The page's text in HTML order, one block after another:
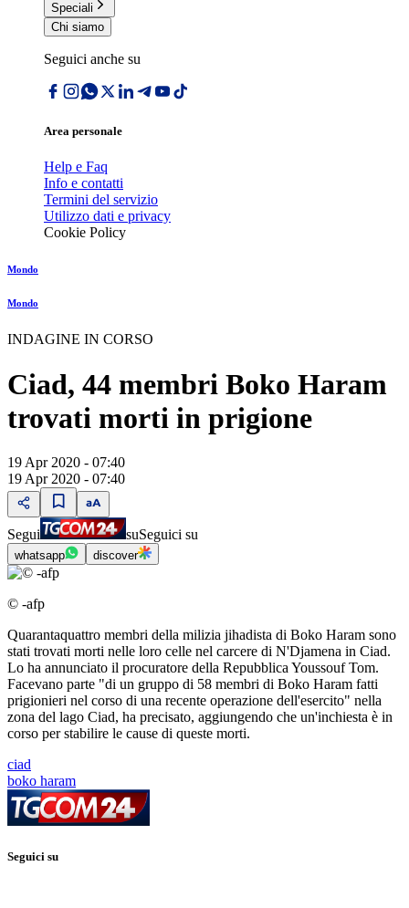
Speciali
Chi siamo
Seguici anche su
Area personale
Help e Faq
Info e contatti
Termini del servizio
Utilizzo dati e privacy
Cookie Policy
Mondo
Mondo
INDAGINE IN CORSO
Ciad, 44 membri Boko Haram
trovati morti in prigione
19 Apr 2020 - 07:40
19 Apr 2020 - 07:40
Segui suSeguici su
whatsapp discover
© -afp
Quarantaquattro membri della milizia jihadista di Boko Haram sono
stati trovati morti nelle loro celle nel carcere di N'Djamena in Ciad.
Lo ha annunciato il procuratore della Repubblica Youssouf Tom.
Facevano parte "di un gruppo di 58 membri di Boko Haram fatti
prigionieri nel corso di una recente operazione dell'esercito" nella
zona del lago Ciad, ha precisato, aggiungendo che un'inchiesta è in
corso per stabilire le cause di queste morti.
ciad
boko haram
Seguici su